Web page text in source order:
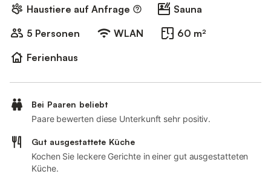
Haustiere auf Anfrage
Sauna
5 Personen
WLAN
60 m²
Ferienhaus
Bei Paaren beliebt
Paare bewerten diese Unterkunft sehr positiv.
Gut ausgestattete Küche
Kochen Sie leckere Gerichte in einer gut ausgestatteten
Küche.